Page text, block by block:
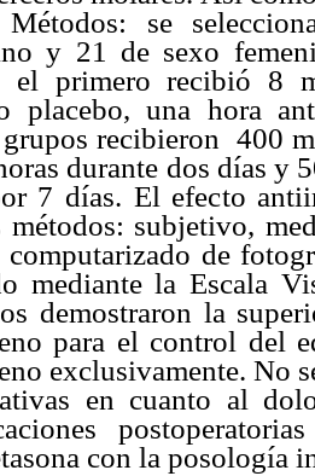
se
y 21 de sexo
el primero recibió 8
placebo, una hora
recibieron 400
durante dos días
7 días. El efecto
métodos: subjetivo,
computarizado de
mediante la Escala
demostraron la
para el control del
exclusivamente. No
en cuanto al
con la posología